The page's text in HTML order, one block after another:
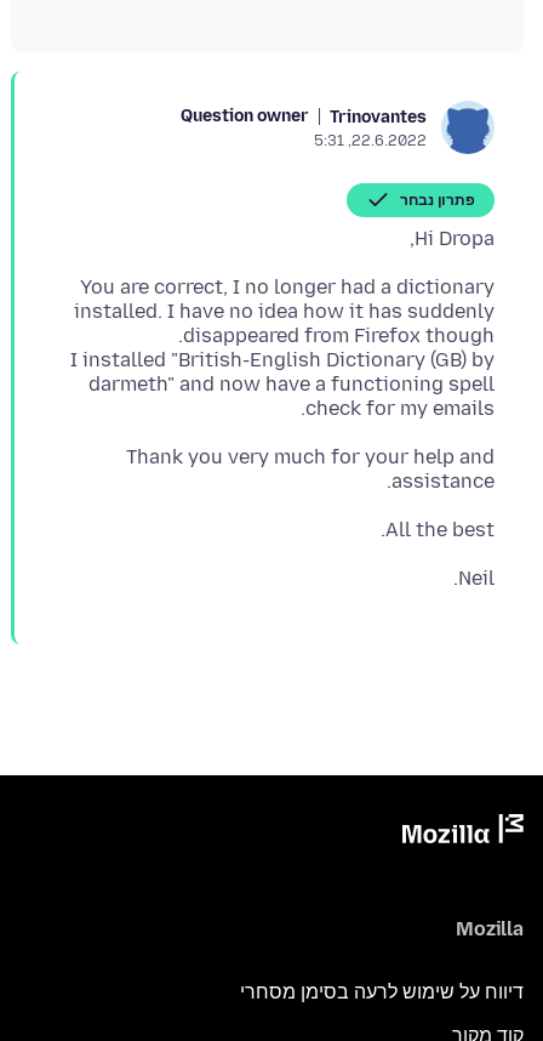
Trinovantes
Question owner
22.6.2022, 5:31
פתרון נבחר
Hi Dropa,
You are correct, I no longer had a dictionary
installed. I have no idea how it has suddenly
I installed "British-English Dictionary (GB) by
darmeth" and now have a functioning spell
check for my emails.
Thank you very much for your help and
assistance.
All the best.
Neil.
Mozilla
דיווח על שימוש לרעה בסימן מסחרי
קוד מקור